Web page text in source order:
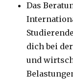
Das
dich bei
und